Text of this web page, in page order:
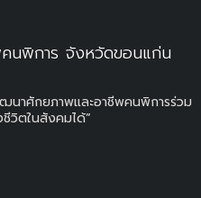
นพิการ จังหวัดขอนแก่น
นาศักยภาพและอาชีพคนพิการร่วม
วิตในสังคมได้”